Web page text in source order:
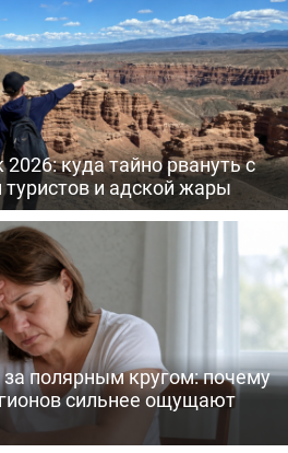
куда тайно рвануть с
туристов и адской жары
полярным кругом: почему
сильнее ощущают